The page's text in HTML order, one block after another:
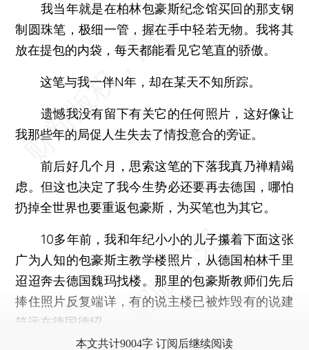
我当年就是在柏林包豪斯纪念馆买回的那支钢
制圆珠笔，极细一管，握在手中轻若无物。我将其
放在提包的内袋，每天都能看见它笔直的骄傲。
这笔与我一伴N年，却在某天不知所踪。
遗憾我没有留下有关它的任何照片，这好像让
我那些年的局促人生失去了情投意合的旁证。
前后好几个月，思索这笔的下落我真乃禅精竭
虑。但这也决定了我今生势必还要再去德国，哪怕
扔掉全世界也要重返包豪斯，为买笔也为其它。
10多年前，我和年纪小小的儿子攥着下面这张
广为人知的包豪斯主教学楼照片，从德国柏林千里
迢迢奔去德国魏玛找楼。那里的包豪斯教师们先后
捧住照片反复端详，有的说主楼已被炸毁有的说建
筑远在德国德绍。
本文共计9004字 订阅后继续阅读